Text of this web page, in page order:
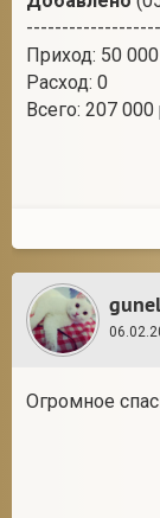
Приход: 50
Расход: 0
Всего: 207 000
gunel
Огромное